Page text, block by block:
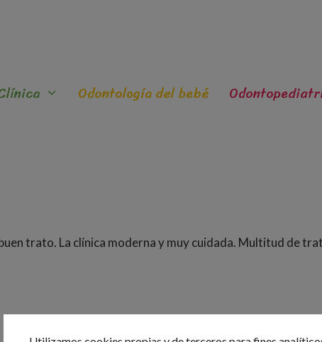
Odontología del bebé
trato. La clínica moderna y muy cuidada. Multitud de